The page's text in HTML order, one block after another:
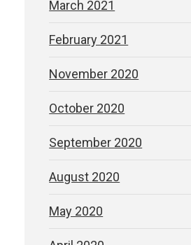
March 2021
February 2021
November 2020
October 2020
September 2020
August 2020
May 2020